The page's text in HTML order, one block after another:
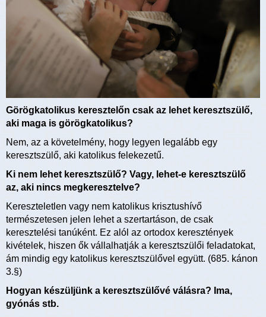
Görögkatolikus keresztelőn csak az lehet keresztszülő,
aki maga is görögkatolikus?
Nem, az a követelmény, hogy legyen legalább egy
keresztszülő, aki katolikus felekezetű.
Ki nem lehet keresztszülő? Vagy, lehet-e keresztszülő
az, aki nincs megkeresztelve?
Kereszteletlen vagy nem katolikus krisztushívő
természetesen jelen lehet a szertartáson, de csak
keresztelési tanúként. Ez alól az ortodox keresztények
kivételek, hiszen ők vállalhatják a keresztszülői feladatokat,
ám mindig egy katolikus keresztszülővel együtt. (685. kánon
3.§)
Hogyan készüljünk a keresztszülővé válásra? Ima,
gyónás stb.